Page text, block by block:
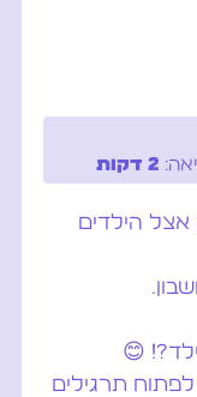
2 דקות
אצל הילדים
תרגילים